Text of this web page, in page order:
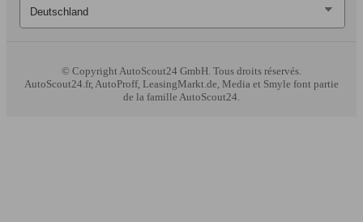
© CopyrightAutoScout24 GmbH. Tous droits réservés.
AutoScout24.fr, AutoProff, LeasingMarkt.de, Media et Smyle font partie
de la famille AutoScout24.